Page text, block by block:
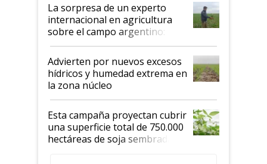
La sorpresa de un experto
internacional en agricultura
sobre el campo argentino:
"Estoy muy impresionado"
Advierten por nuevos excesos
hídricos y humedad extrema en
la zona núcleo
Esta campaña proyectan cubrir
una superficie total de 750.000
hectáreas de soja sembradas